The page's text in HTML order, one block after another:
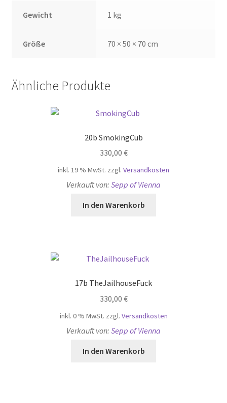
Gewicht 1 kg
Größe 70 × 50 × 70 cm
Ähnliche Produkte
20b SmokingCub
330,00 €
inkl. 19 % MwSt. zzgl. Versandkosten
Verkauft von: Sepp of Vienna
In den Warenkorb
17b TheJailhouseFuck
330,00 €
inkl. 0 % MwSt. zzgl. Versandkosten
Verkauft von: Sepp of Vienna
In den Warenkorb